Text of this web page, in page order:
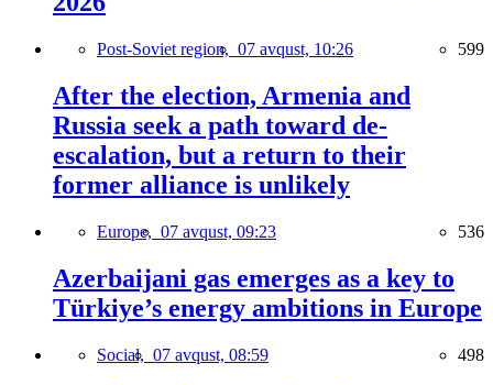
Post-Soviet region, 07 avqust, 10:26 599
After the election, Armenia and
Russia seek a path toward de-
escalation, but a return to their
former alliance is unlikely
Europe, 07 avqust, 09:23 536
Azerbaijani gas emerges as a key to
Türkiye’s energy ambitions in Europe
Social, 07 avqust, 08:59 498